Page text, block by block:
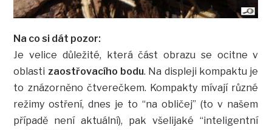
Na co si dát pozor:
Je velice důležité, která část obrazu se ocitne v
oblasti zaostřovacího bodu. Na displeji kompaktu je
to znázorněno čtverečkem. Kompakty mívají různé
režimy ostření, dnes je to “na obličej” (to v našem
případě není aktuální), pak všelijaké “inteligentní